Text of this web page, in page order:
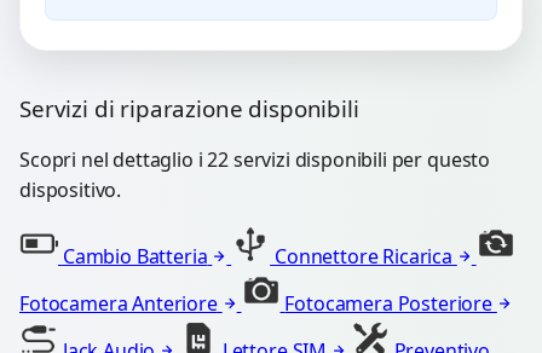
Servizi di riparazione disponibili
Scopri nel dettaglio i 22 servizi disponibili per questo
dispositivo.
Cambio Batteria
Connettore Ricarica
Fotocamera Anteriore
Fotocamera Posteriore